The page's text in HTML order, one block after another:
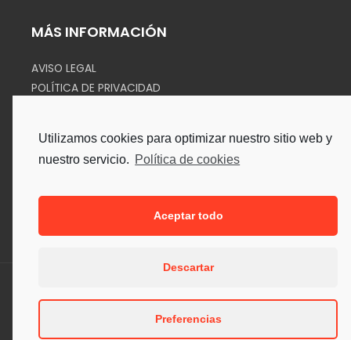
Utilizamos cookies para optimizar nuestro sitio web y
nuestro servicio. Política de cookies
Aceptar todo
Descartar
Preferencias
MÁS INFORMACIÓN
AVISO LEGAL
POLÍTICA DE PRIVACIDAD
SÍGUENOS EN
Copyright © 2026. Todos los Derechos Reservados.